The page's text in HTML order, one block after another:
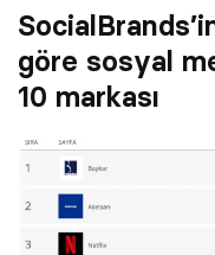
göre sosyal
10 markası